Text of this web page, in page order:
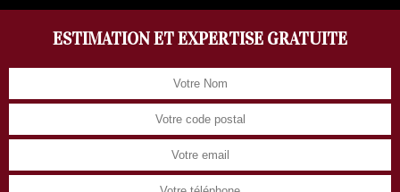
ESTIMATION ET EXPERTISE GRATUITE